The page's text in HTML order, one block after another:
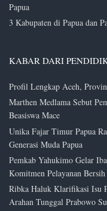
Papua
3 Kabupaten di Papua dan
KABAR DARI
Profil Lengkap Aceh,
Marthen Medlama Sebut
Beasiswa Mace
Unika Fajar Timur Papua
Generasi Muda Papua
Pemkab Yahukimo Gelar
Komitmen Pelayanan
Ribka Haluk Klarifikasi Isu
Arahan Tunggal Prabowo